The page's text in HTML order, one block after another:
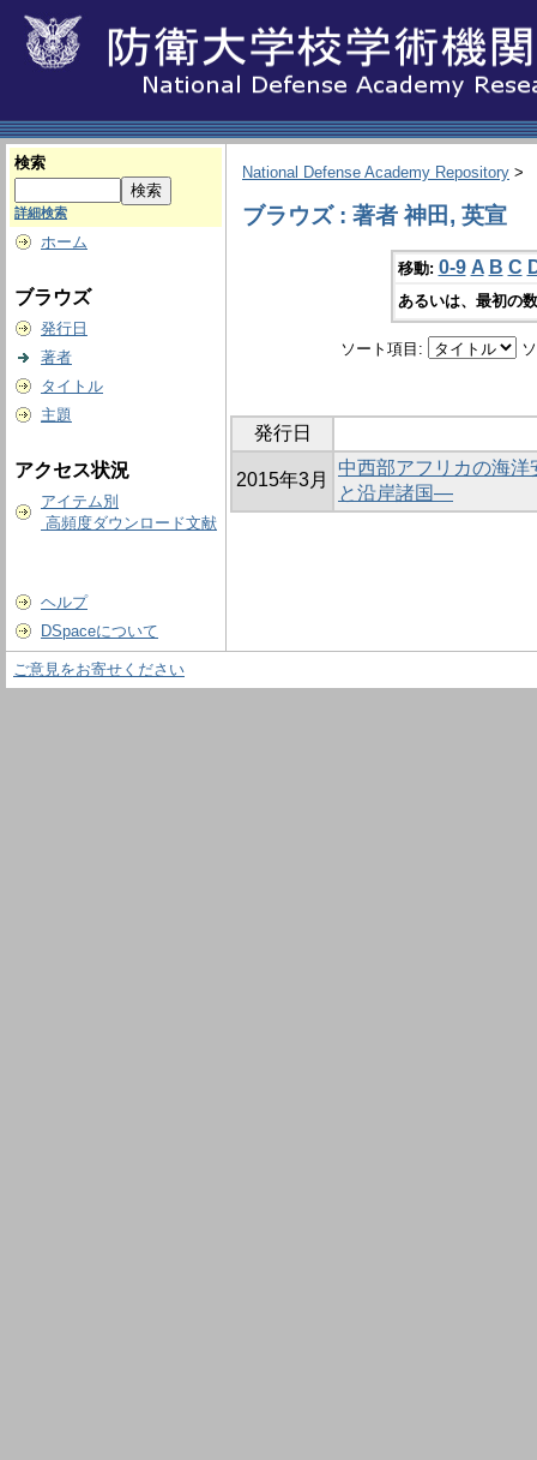
検索
詳細検索
ホーム
ブラウズ
発行日
著者
タイトル
主題
アクセス状況
アイテム別
高頻度ダウンロード文献
ヘルプ
DSpaceについて
National Defense Academy Repository >
ブラウズ : 著者 神田, 英宣
移動: 0-9 A B C
あるいは、最初の
ソート項目:
発行日
2015年3月
中西部アフリカの海
と沿岸諸国―
ご意見をお寄せください